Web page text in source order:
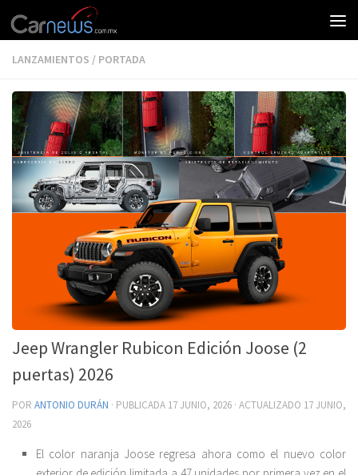
LANZAMIENTOS / PORTADA
Jeep Wrangler Rubicon Edición Joose (2
puertas) 2026
POR ANTONIO DURÁN · PUBLICADA 17 JUNIO, 2026 · ACTUALIZADO 17 JUNIO,
2026
El color naranja Joose regresa ahora como el nuevo color